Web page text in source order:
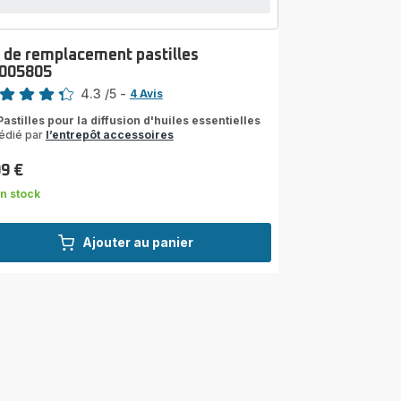
Ajouter au panier
remplacement pastilles
4.3 /5 - 4 Avis
pour la diffusion d'huiles essentielles
par l’entrepôt accessoires
€
stock